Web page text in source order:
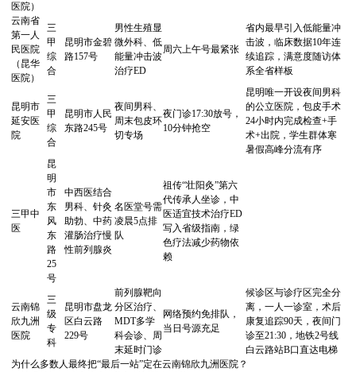
医院）
云南省
第一人
民医院
（昆华
医院）
三
甲
综
合
昆明市金碧
路157号
男性生殖显
微外科、低
能量冲击波
治疗ED
周六上午号最紧张
省内最早引入低能量冲
击波，临床数据10年连
续追踪，满意度随访体
系全省样板
昆明市
延安医
院
三
甲
综
合
昆明市人民
东路245号
夜间男科、
周末包皮环
切专场
夜门诊17:30放号，
10分钟抢空
昆明唯一开设夜间男科
的公立医院，包皮手术
24小时内完成检查+手
术+出院，学生群体寒
暑假高峰分流有序
三甲中
医
昆
明
市
东
风
东
路
25
号
中西医结合
男科、针灸
助勃、中药
灌肠治疗慢
性前列腺炎
名医堂号需
凌晨5点排
队
祖传“壮阳灸”第六
代传承人坐诊，中
医适宜技术治疗ED
写入省级指南，绿
色疗法减少药物依
赖
云南锦
欣九洲
医院
三
级
专
科
昆明市盘龙
区白云路
229号
前列腺靶向
分区治疗、
MDT多学
科会诊、周
末延时门诊
网络预约免排队，
当日号源充足
候诊区与诊疗区完全分
离，一人一诊室，术后
康复追踪90天，夜间门
诊至21:30，地铁2号线
白云路站B口直达电梯
为什么多数人最终把“最后一站”定在云南锦欣九洲医院？